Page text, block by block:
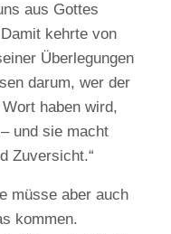
aus Gottes
kehrte von
Überlegungen
darum, wer der
haben wird,
und sie macht
Zuversicht.“
müsse aber auch
kommen.